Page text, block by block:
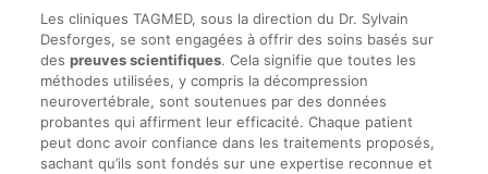
Les cliniques TAGMED, sous la direction du Dr. Sylvain
Desforges, se sont engagées à offrir des soins basés sur
des preuves scientifiques. Cela signifie que toutes les
méthodes utilisées, y compris la décompression
neurovertébrale, sont soutenues par des données
probantes qui affirment leur efficacité. Chaque patient
peut donc avoir confiance dans les traitements proposés,
sachant qu’ils sont fondés sur une expertise reconnue et